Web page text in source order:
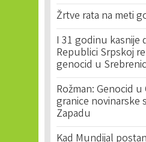
Žrtve rata na meti
I 31 godinu kasnije
Republici Srpskoj
genocid u
Rožman: Genocid
granice novinarske
Zapadu